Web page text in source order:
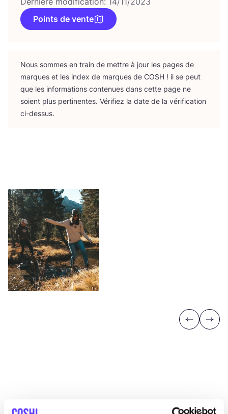
Points de vente
Nous sommes en train de mettre à jour les pages de
marques et les index de marques de COSH ! il se peut
que les infor­ma­tions conte­nues dans cette page ne
soient plus per­ti­nentes. Véri­fiez la date de la véri­fi­ca­tion
ci-dessus.
Previous
Next
Découvrez où acheter Back To